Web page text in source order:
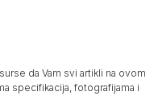
da Vam svi artikli na ovom
specifikacija, fotografijama i